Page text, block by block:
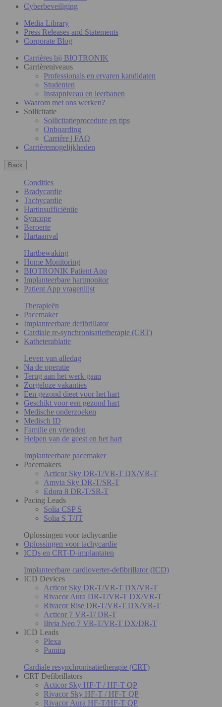
Cyberbeveiliging
Media Library
Press Releases and Statements
Corporate Blog
Carrières bij BIOTRONIK
Carrièreniveaus
Professionals en ervaren kandidaten
Studenten
Instapniveau en leerbanen
Waarom met ons werken?
Sollicitatie
Sollicitatieprocedure en tips
Onboarding
Carrière | FAQ
Carrièremogelijkheden
Back
Condities
Bradycardie
Tachycardie
Hartinsufficiëntie
Syncope
Beroerte
Hartaanval
Hartbewaking
Home Monitoring
BIOTRONIK Patient App
Implanteerbare hartmonitor
Patient App vragenlijst
Therapieën
Pacemaker
Implanteerbare defibrillator
Cardiale re-synchronisatietherapie (CRT)
Katheterablatie
Leven van alledag
Na de operatie
Terug aan het werk gaan
Zorgeloze vakanties
Een gezond dieet voor het hart
Geschikt voor een gezond hart
Medische onderzoeken
Medisch ID
Familie en vrienden
Helpen van de geest en het hart
Implanteerbare pacemaker
Pacemakers
Acticor Sky DR-T/VR-T DX/VR-T
Amvia Sky DR-T/SR-T
Edora 8 DR-T/SR-T
Pacing Leads
Solia CSP S
Solia S T/JT
Oplossingen voor tachycardie
Oplossingen voor tachycardie
ICDs en CRT-D-implantaten
Implanteerbare cardioverter-defibrillator (ICD)
ICD Devices
Acticor Sky DR-T/VR-T DX/VR-T
Rivacor Aura DR-T/VR-T DX/VR-T
Rivacor Rise DR-T/VR-T DX/VR-T
Acticor 7 VR-T/ DR-T
Ilivia Neo 7 VR-T/VR-T DX/DR-T
ICD Leads
Plexa
Pamira
Cardiale resynchronisatietherapie (CRT)
CRT Defibrillators
Acticor Sky HF-T / HF-T QP
Rivacor Sky HF-T / HF-T QP
Rivacor Aura HF-T/HF-T QP